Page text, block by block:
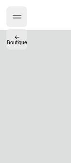
←
Boutique